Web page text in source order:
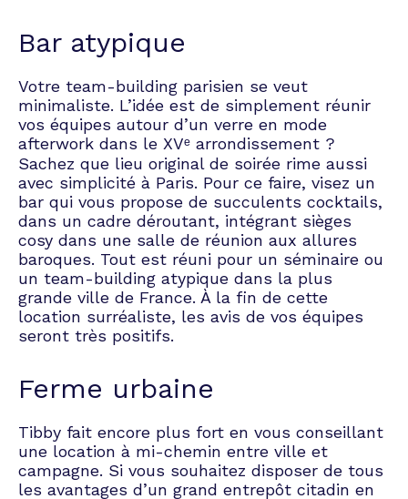
Bar atypique
Votre team-building parisien se veut
minimaliste. L’idée est de simplement réunir
vos équipes autour d’un verre en mode
afterwork dans le XVᵉ arrondissement ?
Sachez que lieu original de soirée rime aussi
avec simplicité à Paris. Pour ce faire, visez un
bar qui vous propose de succulents cocktails,
dans un cadre déroutant, intégrant sièges
cosy dans une salle de réunion aux allures
baroques. Tout est réuni pour un séminaire ou
un team-building atypique dans la plus
grande ville de France. À la fin de cette
location surréaliste, les avis de vos équipes
seront très positifs.
Ferme urbaine
Tibby fait encore plus fort en vous conseillant
une location à mi-chemin entre ville et
campagne. Si vous souhaitez disposer de tous
les avantages d’un grand entrepôt citadin en